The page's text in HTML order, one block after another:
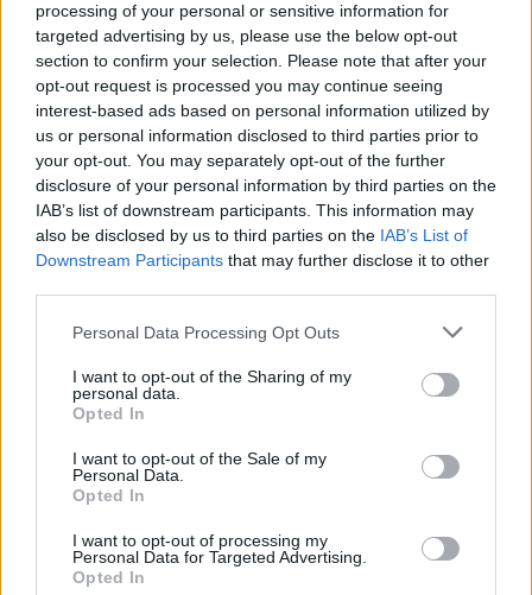
processing of your personal or sensitive information for
targeted advertising by us, please use the below opt-out
section to confirm your selection. Please note that after your
opt-out request is processed you may continue seeing
interest-based ads based on personal information utilized by
us or personal information disclosed to third parties prior to
your opt-out. You may separately opt-out of the further
disclosure of your personal information by third parties on the
IAB’s list of downstream participants. This information may
also be disclosed by us to third parties on the IAB’s List of
Downstream Participants that may further disclose it to other
Please note that this website/app uses one or more Google
not limited to your visit or usage behaviour. You may click to
grant or deny consent to Google and its third-party tags to
use your data for below specified purposes in below Google
consent section.
Personal Data Processing Opt Outs
I want to opt-out of the Sharing of my
personal data.
Opted In
I want to opt-out of the Sale of my
Personal Data.
Opted In
I want to opt-out of processing my
Personal Data for Targeted Advertising.
Opted In
¿Interesante? ¡Compártelo en Facebook!
¿Quiere estar al día? Síganos en GoogleNews
RELACIONADO
Temas Alimentación-sana Alto en fodmap
Asesoramiento dietético. Bajo en fodmap
Eliminación-dieta
Seguimiento de los síntomas
Mira también en la lengua